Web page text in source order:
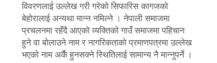
विवरणलाई उल्लेख गरी गरेको सिफारिस कागजको
बेहोरालाई अन्यथा मान्न नमिल्ने । नेपाली समाजमा
प्रचलनमा रहँदै आएको व्यक्तिको गाउँ समाजमा पहिचान
हुने वा बोलाउने नाम र नागरिकताको प्रमाणपत्रमा उल्लेख
भएको नाम अर्कै हुनसक्ने स्थितिलाई सामान्य नै मान्नुपर्ने ।